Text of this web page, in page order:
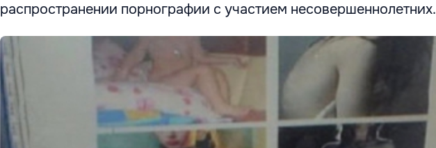
распространении порнографии с участием несовершеннолетних.